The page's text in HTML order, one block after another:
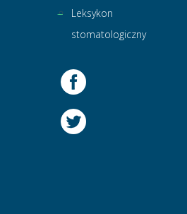
Leksykon
stomatologiczny